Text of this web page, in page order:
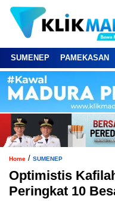
SUMENEP PAMEKASAN
Home / SUMENEP
Optimistis
Peringkat 10